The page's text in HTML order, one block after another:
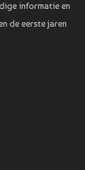
informatie en
de eerste jaren